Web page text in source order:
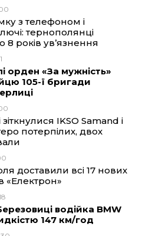
з телефоном і
тернополянці
8 років ув’язнення
орден «За мужність»
105-ї бригади
IKSO Samand і
потерпілих, двох
доставили всі 17 нових
«Електрон»
водійка BMW
147 км/год